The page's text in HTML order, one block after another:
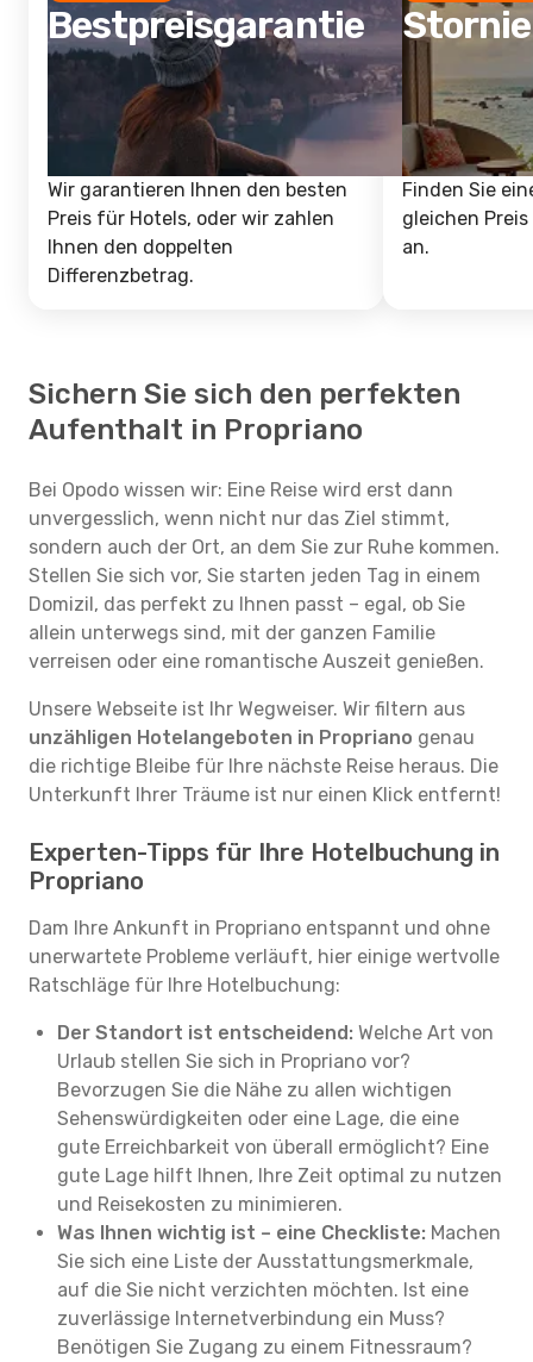
Bestpreisgarantie
Wir garantieren Ihnen den besten
Preis für Hotels, oder wir zahlen
Ihnen den doppelten
Differenzbetrag.
Finden Sie
gleichen
an.
Sichern Sie sich den perfekten
Aufenthalt in Propriano
Bei Opodo wissen wir: Eine Reise wird erst dann
unvergesslich, wenn nicht nur das Ziel stimmt,
sondern auch der Ort, an dem Sie zur Ruhe kommen.
Stellen Sie sich vor, Sie starten jeden Tag in einem
Domizil, das perfekt zu Ihnen passt – egal, ob Sie
allein unterwegs sind, mit der ganzen Familie
verreisen oder eine romantische Auszeit genießen.
Unsere Webseite ist Ihr Wegweiser. Wir filtern aus
unzähligen Hotelangeboten in Propriano genau
die richtige Bleibe für Ihre nächste Reise heraus. Die
Unterkunft Ihrer Träume ist nur einen Klick entfernt!
Experten-Tipps für Ihre Hotelbuchung in
Propriano
Dam Ihre Ankunft in Propriano entspannt und ohne
unerwartete Probleme verläuft, hier einige wertvolle
Ratschläge für Ihre Hotelbuchung:
Der Standort ist entscheidend: Welche Art von
Urlaub stellen Sie sich in Propriano vor?
Bevorzugen Sie die Nähe zu allen wichtigen
Sehenswürdigkeiten oder eine Lage, die eine
gute Erreichbarkeit von überall ermöglicht? Eine
gute Lage hilft Ihnen, Ihre Zeit optimal zu nutzen
und Reisekosten zu minimieren.
Was Ihnen wichtig ist – eine Checkliste: Machen
Sie sich eine Liste der Ausstattungsmerkmale,
auf die Sie nicht verzichten möchten. Ist eine
zuverlässige Internetverbindung ein Muss?
Benötigen Sie Zugang zu einem Fitnessraum?